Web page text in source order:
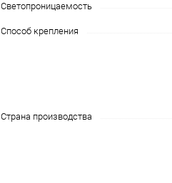
Светопроницаемость
Способ крепления
Страна производства